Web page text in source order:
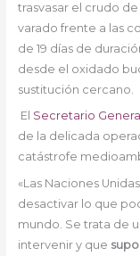
trasvasar el crudo
varado frente a las
de 19 días de
desde el oxidado
sustitución cercano.
El Secretario General
de la delicada
catástrofe
«Las Naciones
desactivar lo que
mundo. Se trata de
intervenir y que